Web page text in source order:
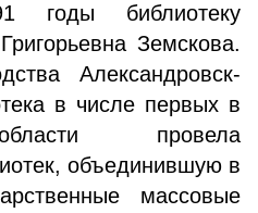
библиотеку
Земскова.
Александровск-
в числе первых в
провела
объединившую в
массовые